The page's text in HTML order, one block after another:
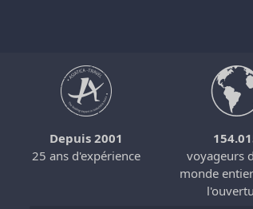
Depuis 2001
25 ans d'expérience
voyageurs
monde